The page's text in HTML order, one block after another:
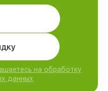
на обработку
данных